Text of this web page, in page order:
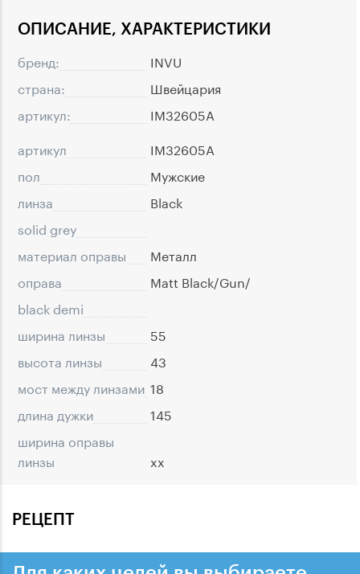
ОПИСАНИЕ, ХАРАКТЕРИСТИКИ
бренд:
INVU
страна:
Швейцария
артикул:
IM32605A
артикул
IM32605A
пол
Мужские
линза
Black
solid grey
материал оправы
Металл
оправа
Matt Black/Gun/
black demi
ширина линзы
55
высота линзы
43
мост между линзами 18
длина дужки
145
ширина оправы
линзы
xx
РЕЦЕПТ